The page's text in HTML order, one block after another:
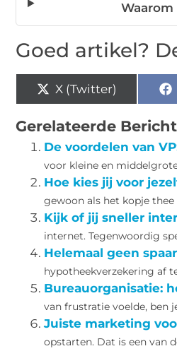
Goed artikel?
X (Twitter)
Gerelateerde
De voordelen van
voor kleine en
Hoe kies jij voor
gewoon als het kopje
Kijk of jij sneller
internet. Tegenwoordig
Helemaal geen
hypotheekverzekering af
Bureauorganisatie:
van frustratie voelde, ben
Juiste marketing
opstarten. Dat is een van